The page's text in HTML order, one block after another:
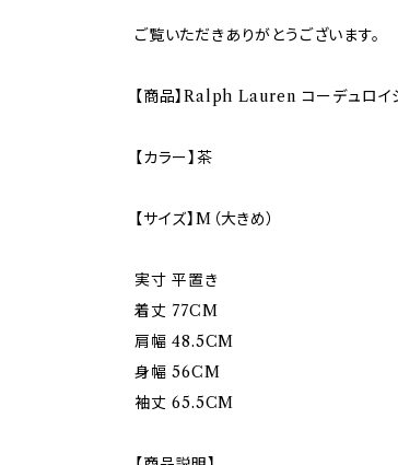
ご覧いただきありがとうございます。
【商品】Ralph Lauren コーデュロイ
【カラー】茶
【サイズ】M（大きめ）
実寸 平置き
着丈 77CM
肩幅 48.5CM
身幅 56CM
袖丈 65.5CM